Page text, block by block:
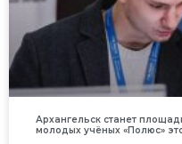
Архангельск станет
молодых учёных «Полюс»